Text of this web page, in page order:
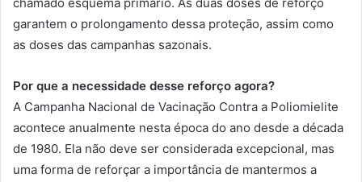
chamado esquema primário. As duas doses de reforço
garantem o prolongamento dessa proteção, assim como
as doses das campanhas sazonais.
Por que a necessidade desse reforço agora?
A Campanha Nacional de Vacinação Contra a Poliomielite
acontece anualmente nesta época do ano desde a década
de 1980. Ela não deve ser considerada excepcional, mas
uma forma de reforçar a importância de mantermos a